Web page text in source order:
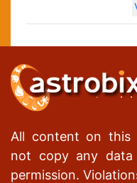
All content on this
not copy any
permission.